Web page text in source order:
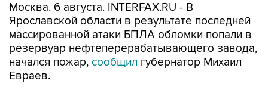
Москва. 6 августа. INTERFAX.RU - В
Ярославской области в результате последней
массированной атаки БПЛА обломки попали в
резервуар нефтеперерабатывающего завода,
начался пожар, сообщил губернатор Михаил
Евраев.